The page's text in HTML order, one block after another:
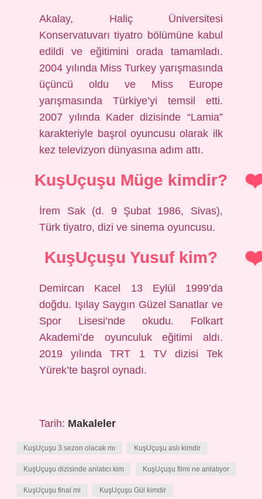
Akalay, Haliç Üniversitesi
Konservatuvarı tiyatro bölümüne kabul
edildi ve eğitimini orada tamamladı.
2004 yılında Miss Turkey yarışmasında
üçüncü oldu ve Miss Europe
yarışmasında Türkiye’yi temsil etti.
2007 yılında Kader dizisinde “Lamia”
karakteriyle başrol oyuncusu olarak ilk
kez televizyon dünyasına adım attı.
KuşUçuşu Müge kimdir?
İrem Sak (d. 9 Şubat 1986, Sivas),
Türk tiyatro, dizi ve sinema oyuncusu.
KuşUçuşu Yusuf kim?
Demircan Kacel 13 Eylül 1999’da
doğdu. Işılay Saygın Güzel Sanatlar ve
Spor Lisesi’nde okudu. Folkart
Akademi’de oyunculuk eğitimi aldı.
2019 yılında TRT 1 TV dizisi Tek
Yürek’te başrol oynadı.
Tarih: Makaleler
KuşUçuşu 3 sezon olacak mı KuşUçuşu aslı kimdir
KuşUçuşu dizisinde anlatıcı kim KuşUçuşu filmi ne anlatıyor
KuşUçuşu final mi KuşUçuşu Gül kimdir